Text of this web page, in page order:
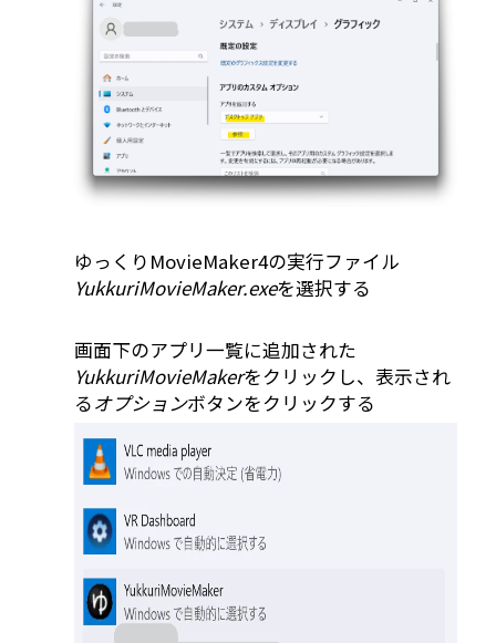
ゆっくりMovieMaker4の実行ファイル
YukkuriMovieMaker.exeを選択する
画面下のアプリ一覧に追加された
YukkuriMovieMakerをクリックし、表示され
るオプションボタンをクリックする